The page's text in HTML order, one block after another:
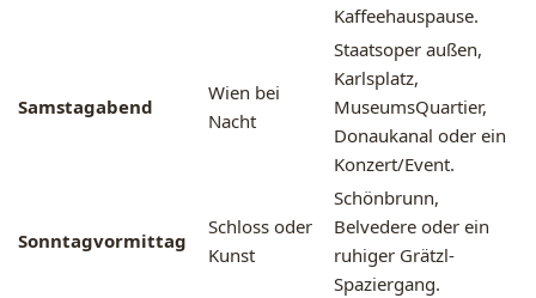
Kaffeehauspause.
Samstagabend
Wien bei
Nacht
Staatsoper außen,
Karlsplatz,
MuseumsQuartier,
Donaukanal oder ein
Konzert/Event.
Sonntagvormittag
Schloss oder
Kunst
Schönbrunn,
Belvedere oder ein
ruhiger Grätzl-
Spaziergang.